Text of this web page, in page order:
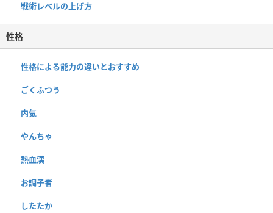
戦術レベルの上げ方
性格
性格による能力の違いとおすすめ
ごくふつう
内気
やんちゃ
熱血漢
お調子者
したたか